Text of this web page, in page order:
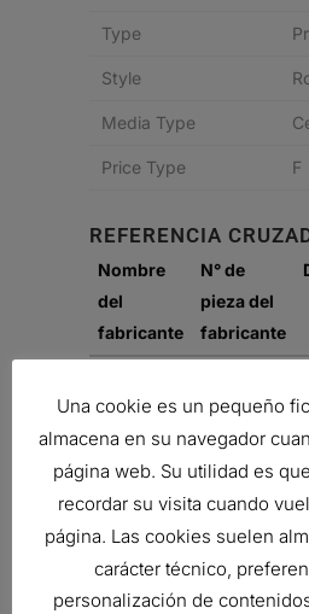
Type
Style
Media Type
Price Type F
REFERENCIA
Nombre
del
fabricante
N° de
pieza del
fabricante
VOLVO 1665898
Una cookie es un pequeño
almacena en su navegador
página web. Su utilidad es
recordar su visita cuando
página. Las cookies suelen
carácter técnico,
personalización de